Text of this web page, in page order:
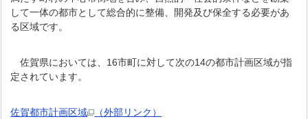
して一体の都市として総合的に整備、開発及び保全する必要があ
る区域です。
佐賀県においては、16市町に対して次の14の都市計画区域が指
定されています。
佐賀都市計画区域
（外部リンク）